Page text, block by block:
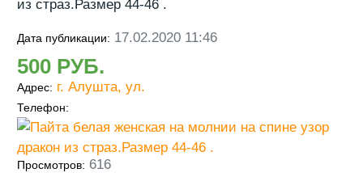
Дата публикации: 17.02.2020 11:46
500
Адрес: г. Алушта, ул.
Телефон:
Просмотров: 616